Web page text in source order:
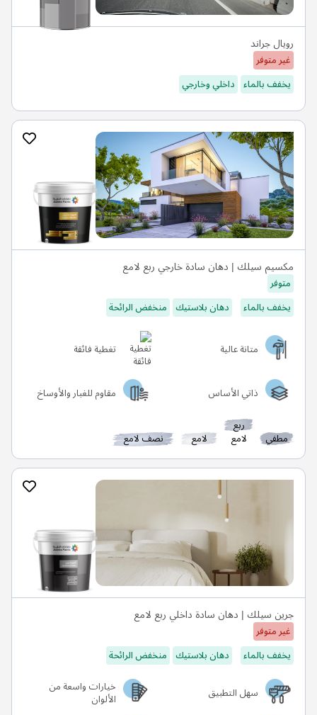
رويال جراند
غير متوفر
يخفف بالماء داخلي وخارجي
مكسيم سيلك | دهان سادة خارجي ربع لامع
متوفر
يخفف بالماء
دهان بلاستيك منخفض الرائحة
متانة عالية تغطية فائقة
ذاتي الأساس مقاوم للغبار والأوساخ
مطفي
ربع
لامع لامع نصف لامع
جرين سيلك | دهان سادة داخلي ربع لامع
غير متوفر
يخفف بالماء
دهان بلاستيك منخفض الرائحة
سهل التطبيق
خيارات واسعة من
الألوان